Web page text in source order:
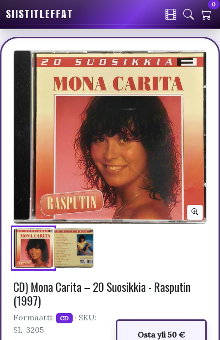
SIISTITLEFFAT
0
CD) Mona Carita – 20 Suosikkia - Rasputin
(1997)
Formaatti: CD · SKU:
SL-3205
Osta yli 50 €